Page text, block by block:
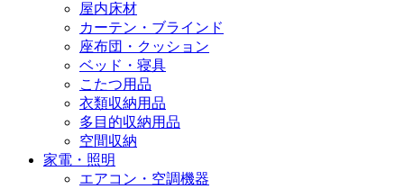
屋内床材
カーテン・ブラインド
座布団・クッション
ベッド・寝具
こたつ用品
衣類収納用品
多目的収納用品
空間収納
家電・照明
エアコン・空調機器